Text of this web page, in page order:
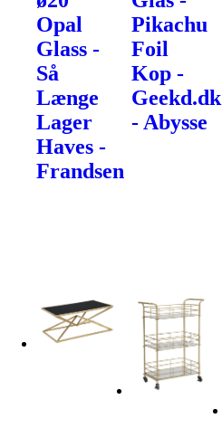
Opal
Glass -
Så
Længe
Lager
Haves -
Frandsen
Pikachu
Foil
Kop -
Geekd.dk
- Abysse